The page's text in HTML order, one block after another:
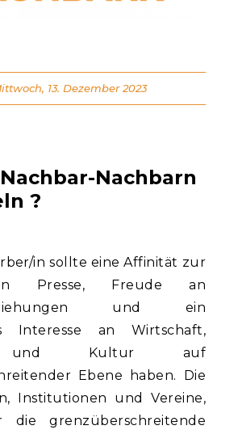
Nachbarn
?
in sollte eine Affinität zur
Presse, Freude an
und ein
Interesse an Wirtschaft,
und Kultur auf
Ebene haben. Die
Institutionen und Vereine,
grenzüberschreitende
13. Dezember 2023